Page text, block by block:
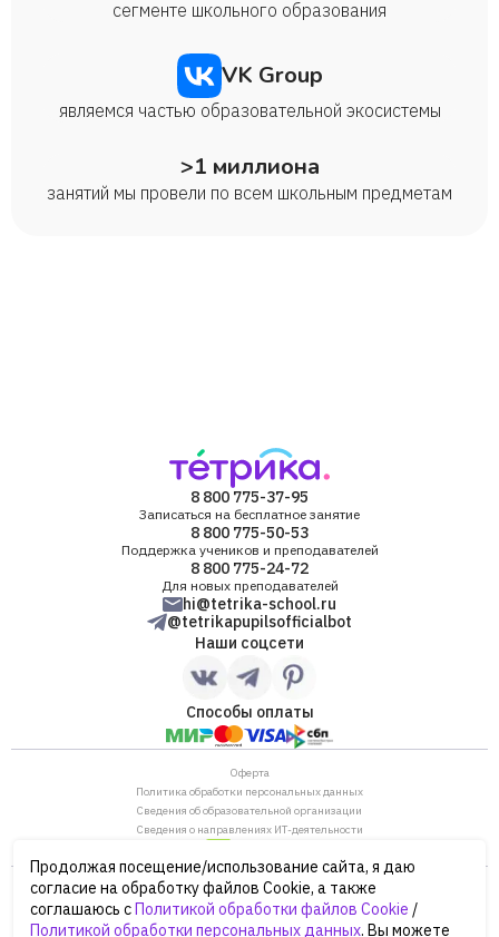
сегменте школьного образования
VK Group
являемся частью образовательной экосистемы
>1 миллиона
занятий мы провели по всем школьным предметам
8 800 775-37-95
Записаться на бесплатное занятие
8 800 775-50-53
Поддержка учеников и преподавателей
8 800 775-24-72
Для новых преподавателей
hi@tetrika-school.ru
@tetrikapupilsofficialbot
Наши соцсети
Способы оплаты
Оферта
Политика обработки персональных данных
Сведения об образовательной организации
Сведения о направлениях ИТ-деятельности
ОГРН: 1187746880530
ИНН/КПП: 7702446568/770901001
105120, г. Москва, ул. Нижняя Сыромятническая,
дом 10, строение 12, этаж 4
Продолжая посещение/использование сайта, я даю
согласие на обработку файлов Cookie, а также
соглашаюсь сПолитикой обработки файлов Cookie /
Политикой обработки персональных данных. Вы можете